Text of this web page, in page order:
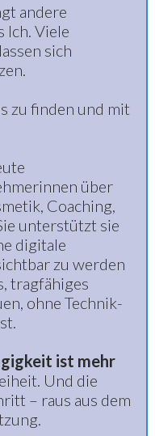
andere
Ich. Viele
sich
zu finden und mit
über
Coaching,
unterstützt sie
digitale
zu werden
tragfähiges
ohne Technik-
ist mehr
Und die
– raus aus dem